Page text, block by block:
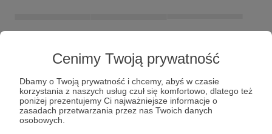
Cenimy Twoją prywatność
Dbamy o Twoją prywatność i chcemy, abyś w czasie
korzystania z naszych usług czuł się komfortowo, dlatego też
poniżej prezentujemy Ci najważniejsze informacje o
zasadach przetwarzania przez nas Twoich danych
osobowych.Dołącz do grona Patronów!